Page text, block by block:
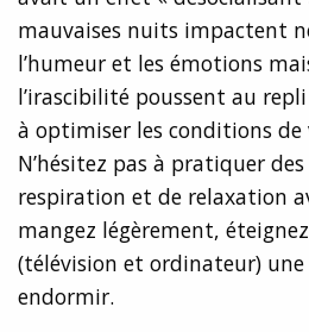
mauvaises nuits impactent
l’humeur et les émotions
l’irascibilité poussent au
à optimiser les conditions
N’hésitez pas à pratiquer des
respiration et de relaxation
mangez légèrement,
(télévision et ordinateur)
endormir.